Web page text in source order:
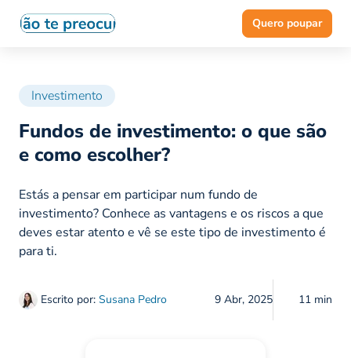
Quero poupar
Investimento
Fundos de investimento: o que são
e como escolher?
Escrito por: Susana Pedro 9 Abr, 2025 11 min
Estás a pensar em participar num fundo de
investimento? Conhece as vantagens e os riscos a que
deves estar atento e vê se este tipo de investimento é
para ti.